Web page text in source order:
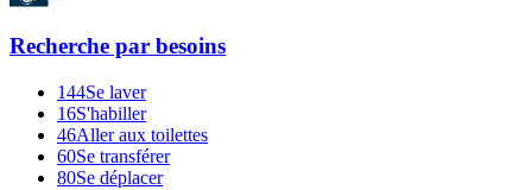
Recherche par besoins
144Se laver
16S'habiller
46Aller aux toilettes
60Se transférer
80Se déplacer